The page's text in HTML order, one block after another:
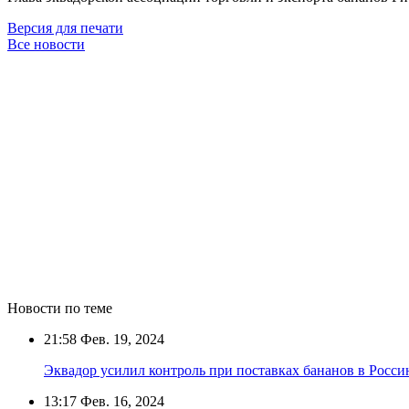
Версия для печати
Все новости
Новости по теме
21:58 Фев. 19, 2024
Эквадор усилил контроль при поставках бананов в
13:17 Фев. 16, 2024